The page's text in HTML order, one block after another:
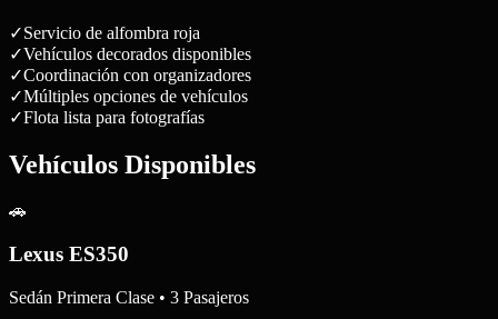
✓Servicio de alfombra roja
✓Vehículos decorados disponibles
✓Coordinación con organizadores
✓Múltiples opciones de vehículos
✓Flota lista para fotografías
Vehículos Disponibles
🚗
Lexus ES350
Sedán Primera Clase • 3 Pasajeros